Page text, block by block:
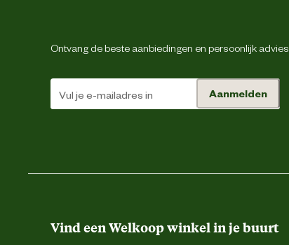
Ontwerp eigenschappen
Ontvang de beste aanbiedingen en persoonlijk advies.
Aanmelden
Vind een Welkoop winkel in je buurt